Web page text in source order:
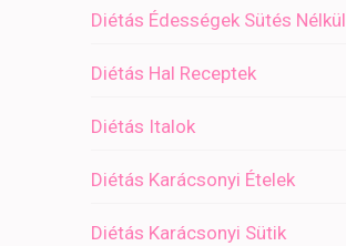
Diétás Édességek Sütés Nélkül
Diétás Hal Receptek
Diétás Italok
Diétás Karácsonyi Ételek
Diétás Karácsonyi Sütik